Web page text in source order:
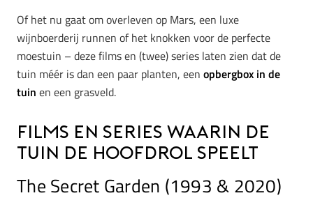
Of het nu gaat om overleven op Mars, een luxe
wijnboerderij runnen of het knokken voor de perfecte
moestuin – deze films en (twee) series laten zien dat de
tuin méér is dan een paar planten, een opbergbox in de
tuin en een grasveld.
Films en series waarin de
tuin de hoofdrol speelt
The Secret Garden (1993 & 2020)